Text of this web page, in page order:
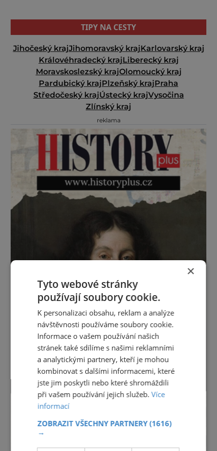
TIPY NA CESTY
Jihočeský krajJihomoravský krajKarlovarský kraj
Královéhradecký krajLiberecký kraj
Moravskoslezský krajOlomoucký kraj
Pardubický krajPlzeňský krajPraha
Středočeský krajÚstecký krajVysočina
Zlínský kraj
reklama
×
Tyto webové stránky
používají soubory cookie.
K personalizaci obsahu, reklam a analýze
návštěvnosti používáme soubory cookie.
Informace o vašem používání našich
stránek také sdílíme s našimi reklamními
a analytickými partnery, kteří je mohou
kombinovat s dalšími informacemi, které
jste jim poskytli nebo které shromáždili
při vašem používání jejich služeb.Více
informací
ZOBRAZIT VŠECHNY PARTNERY(1616)
→